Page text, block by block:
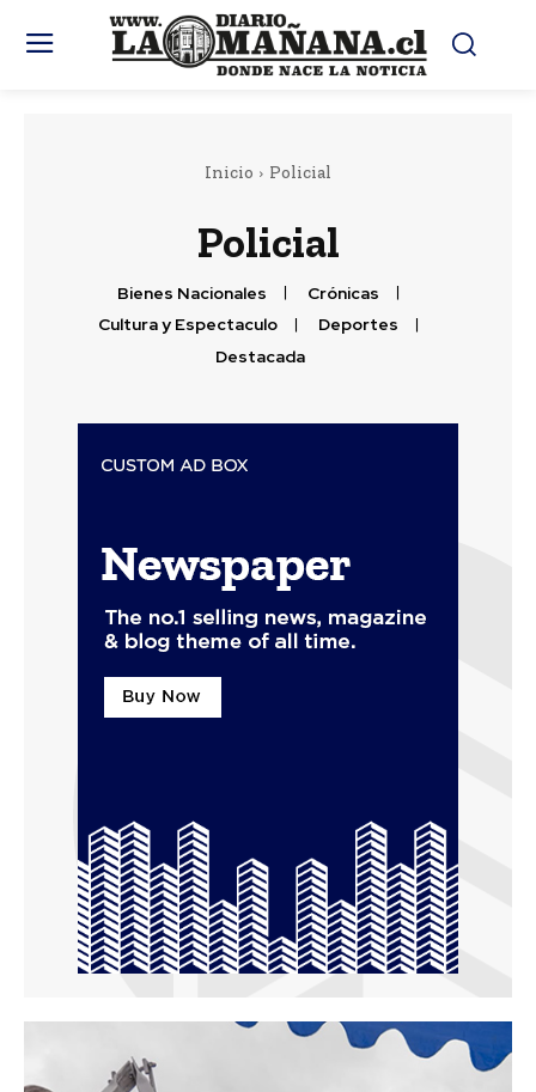
Inicio Policial
Policial
Bienes Nacionales
Crónicas
Cultura y Espectaculo
Deportes
Destacada